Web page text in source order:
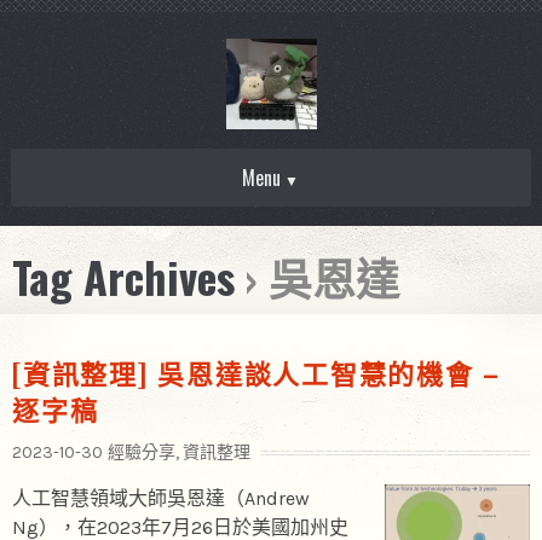
Menu
Tag Archives› 吳恩達
[資訊整理] 吳恩達談人工智慧的機會 –
逐字稿
2023-10-30 經驗分享,資訊整理
人工智慧領域大師吳恩達（Andrew
Ng），在2023年7月26日於美國加州史